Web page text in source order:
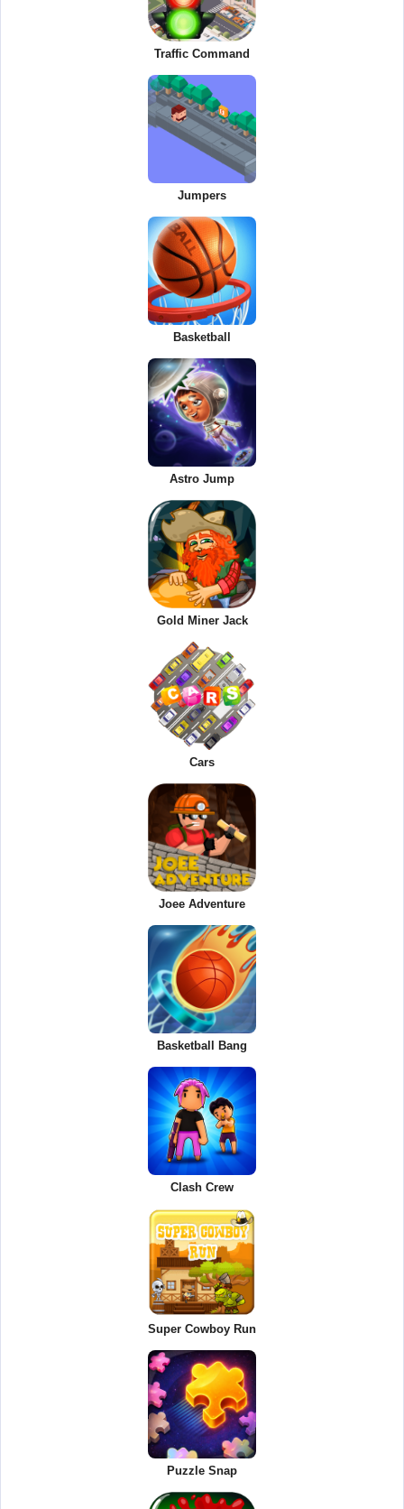
Traffic Command
Jumpers
Basketball
Astro Jump
Gold Miner Jack
Cars
Joee Adventure
Basketball Bang
Clash Crew
Super Cowboy Run
Puzzle Snap